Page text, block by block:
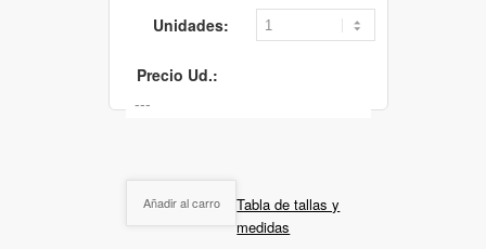
Unidades:
Precio Ud.:
Añadir al carro
Tabla de tallas y
medidas